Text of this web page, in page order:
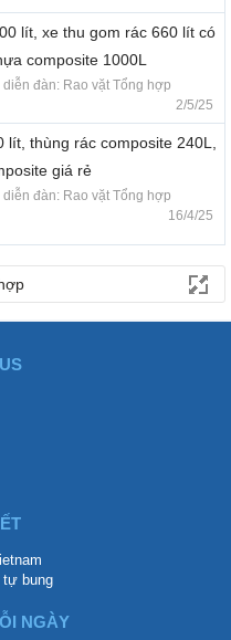
lít, xe thu gom rác 660 lít có
composite 1000L
diễn đàn: Rao vặt Tổng hợp
2/5/25
thùng rác composite 240L,
giá rẻ
diễn đàn: Rao vặt Tổng hợp
16/4/25
tự bung
NGÀY